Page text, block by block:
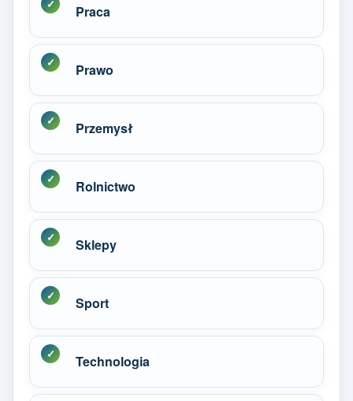
Praca
Prawo
Przemysł
Rolnictwo
Sklepy
Sport
Technologia